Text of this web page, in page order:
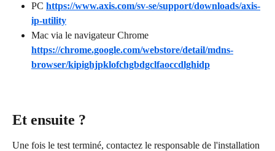
PC https://www.axis.com/sv-se/support/downloads/axis-
ip-utility
Mac via le navigateur Chrome
https://chrome.google.com/webstore/detail/mdns-
browser/kipighjpklofchgbdgclfaoccdlghidp
Et ensuite ?
Une fois le test terminé, contactez le responsable de l'installation